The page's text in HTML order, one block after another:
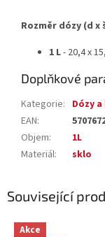
Rozměr dózy (d x
1 L- 20,4 x
Doplňkové
Kategorie: Dózy
EAN:
Objem:
1L
Materiál: sklo
Související
Akce